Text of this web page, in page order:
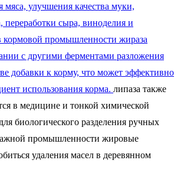
мяса, улучшения качества муки,
переработки сыра, виноделия и
кормовой промышленности жираза
с другими ферментами разложения
добавки к корму, что может эффективно
использования корма. липаза также
в медицине и тонкой химической
биологического разделения ручных
промышленности жировые
удаления масел в деревянном